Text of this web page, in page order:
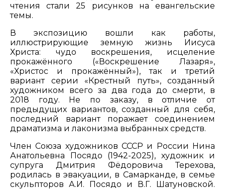
чтения стали 25 рисунков на евангельские
темы.
В экспозицию вошли как работы,
иллюстрирующие земную жизнь Иисуса
Христа: чудо воскрешения, исцеление
прокажённого («Воскрешение Лазаря»,
«Христос и прокажённый»), так и третий
вариант серии «Крестный путь», созданный
художником всего за два года до смерти, в
2018 году. Не по заказу, в отличие от
предыдущих вариантов, созданный для себя,
последний вариант поражает соединением
драматизма и лаконизма выбранных средств.
Член Союза художников СССР и России Нина
Анатольевна Посядо (1942-2025), художник и
супруга Дмитрия Фёдоровича Терехова,
родилась в эвакуации, в Самарканде, в семье
скульпторов А.И. Посядо и В.Г. Шатуновской.